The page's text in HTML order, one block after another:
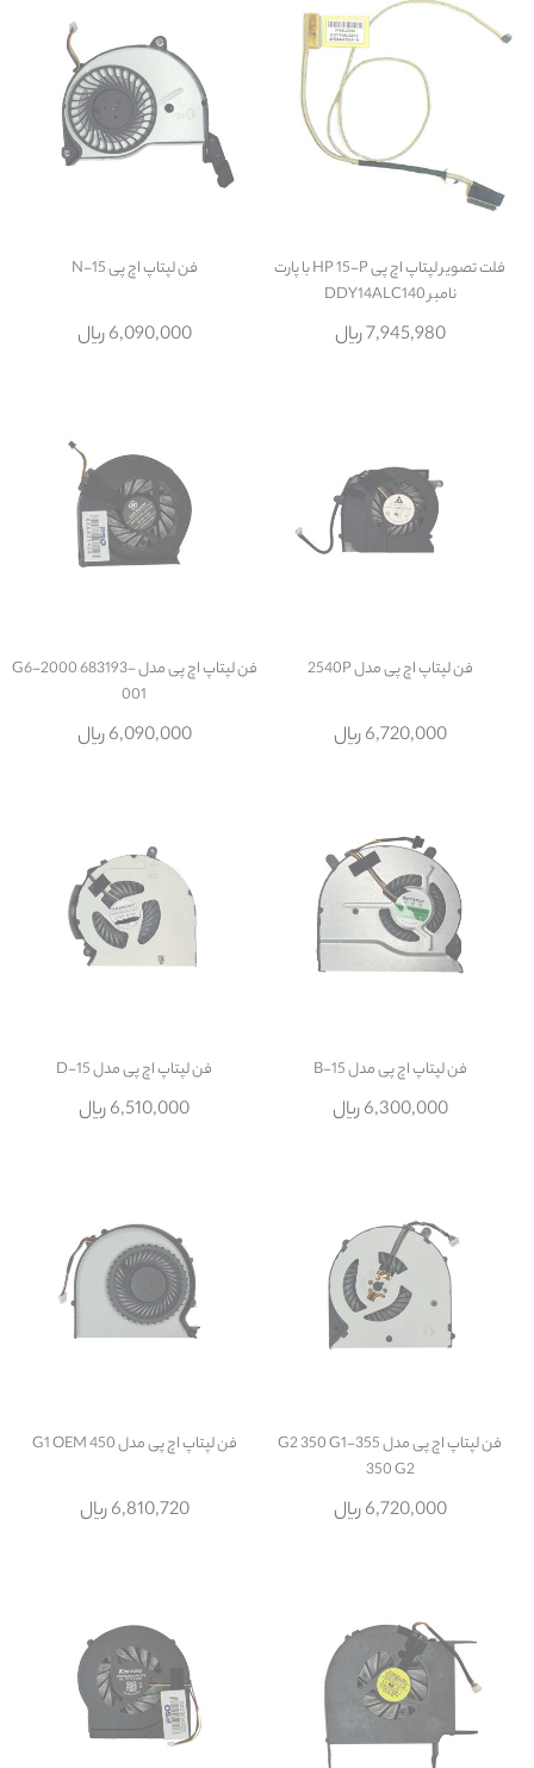
فلت تصویر لپتاپ اچ پی HP 15-P با پارت
نامبر DDY14ALC140
7,945,980 ریال
فن لپتاپ اچ پی 15-N
6,090,000 ریال
فن لپتاپ اچ پی مدل 2540P
6,720,000 ریال
فن لپتاپ اچ پی مدل G6-2000 683193-
001
6,090,000 ریال
فن لپتاپ اچ پی مدل 15-B
6,300,000 ریال
فن لپتاپ اچ پی مدل 15-D
6,510,000 ریال
فن لپتاپ اچ پی مدل 355-G2 350 G1
350 G2
6,720,000 ریال
فن لپتاپ اچ پی مدل 450 G1 OEM
6,810,720 ریال